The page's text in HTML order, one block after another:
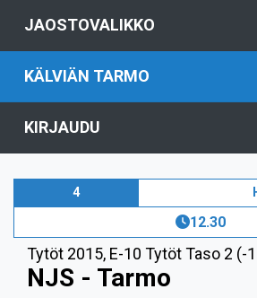
JAOSTOVALIKKO
KÄLVIÄN TARMO
KIRJAUDU
4
12.30
Tytöt 2015, E-10 Tytöt Taso 2 (-
NJS - Tarmo